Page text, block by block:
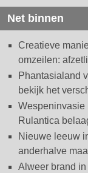
Net binnen
Creatieve
omzeilen:
Phantasialand
bekijk het
Wespeninvasie
Rulantica
Nieuwe leeuw
anderhalve
Alweer brand